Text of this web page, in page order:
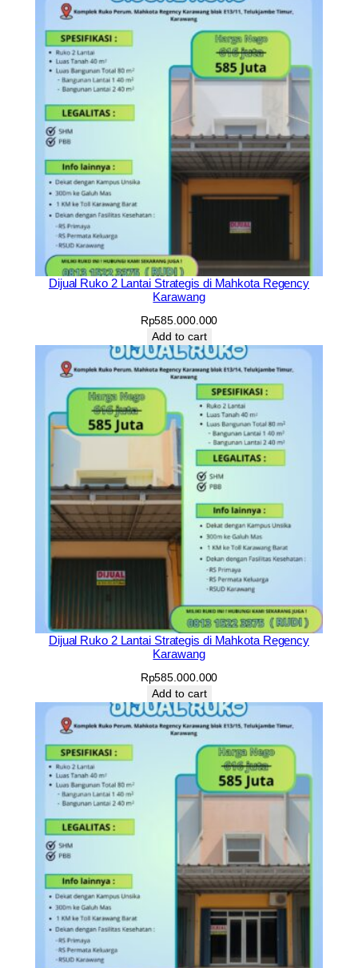
Dijual Ruko 2 Lantai Strategis di Mahkota Regency
Karawang
Rp585.000.000
Add to cart
Dijual Ruko 2 Lantai Strategis di Mahkota Regency
Karawang
Rp585.000.000
Add to cart